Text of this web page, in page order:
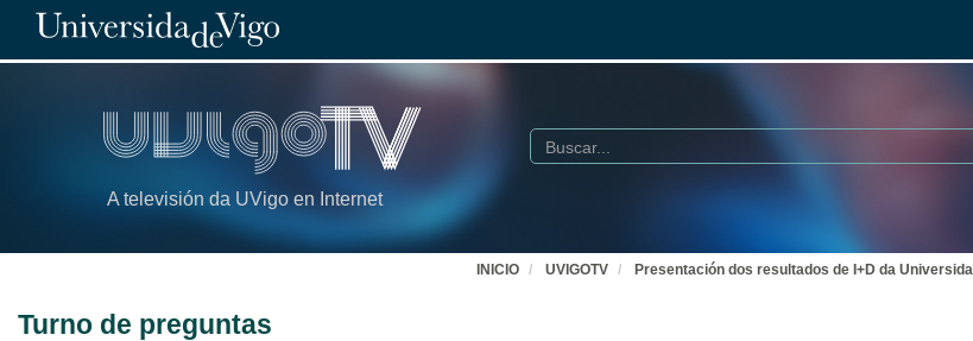
A televisión da UVigo en Internet
Buscar
INICIO UVIGOTV Presentación dos resultados de I+D da
Turno de preguntas